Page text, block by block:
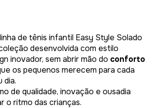
de tênis infantil Easy Style Solado
desenvolvida com estilo
inovador, sem abrir mão do conforto
os pequenos merecem para cada
dia.
de qualidade, inovação e ousadia
o ritmo das crianças.